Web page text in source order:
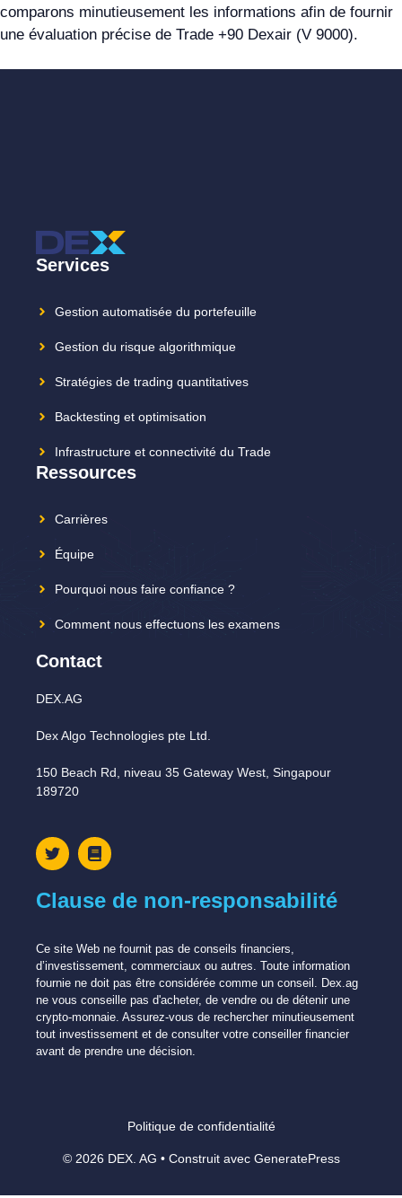
comparons minutieusement les informations afin de fournir
une évaluation précise de Trade +90 Dexair (V 9000).
Services
Gestion automatisée du portefeuille
Gestion du risque algorithmique
Stratégies de trading quantitatives
Backtesting et optimisation
Infrastructure et connectivité du Trade
Ressources
Carrières
Équipe
Pourquoi nous faire confiance ?
Comment nous effectuons les examens
Contact
DEX.AG
Dex Algo Technologies pte Ltd.
150 Beach Rd, niveau 35 Gateway West, Singapour
189720
Clause de non-responsabilité
Ce site Web ne fournit pas de conseils financiers,
d’investissement, commerciaux ou autres. Toute information
fournie ne doit pas être considérée comme un conseil. Dex.ag
ne vous conseille pas d'acheter, de vendre ou de détenir une
crypto-monnaie. Assurez-vous de rechercher minutieusement
tout investissement et de consulter votre conseiller financier
avant de prendre une décision.
Politique de confidentialité
© 2026 DEX. AG • Construit avec GeneratePress